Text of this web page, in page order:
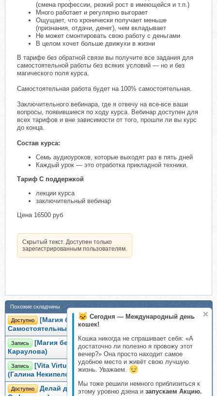
Сегодня — Международный день
кошек!
Кошка никогда не спрашивает себя: «А
достаточно ли полезно я провожу этот
вечер?» Она просто находит самое
удобное место и живёт свою лучшую
жизнь. Уважаем.
Мы тоже решили немного приблизиться к
этому уровню дзена и запускаем Акцию.
(смена профессии, резкий рост в имеющейся и т.п.)
Много работает и регулярно выгорает
Ощущает, что хронически получает меньше
(признания, отдачи, денег), чем вкладывает
Не может смонтировать свою работу с деньгами
В целом хочет больше движухи в жизни
В тарифе без обратной связи вы получите все задания для
самостоятельной работы без всяких условий — но и без
магического поля курса.
Самостоятельная работа будет на 100% самостоятельная.
Заключительного вебинара, где я отвечу на все-все ваши
вопросы, появившиеся по ходу курса. Вебинар доступен для
всех тарифов и вне зависимости от того, прошли ли вы курс
до конца.
Состав курса:
Семь аудиоуроков, которые выходят раз в пять дней
Каждый урок — это отработка прикладной техники.
Тариф С поддержкой
лекции курса
заключительный вебинар
Цена 16500 руб
Скрытый текст. Доступен только
зарегистрированным пользователям.
Похожие складчины
Доступно
[Магия без суеверий] Дело + деньги. Тариф
Самостоятельный (Галина Караулова)
Запись
[Магия без суеверий] Деньги как поток (Галина
Караулова)
Запись
[Vita Virtus] Магия финансов. Тариф Серебряный
(Галина Некипелова)
Доступно
Делай деньги на любимом деле (Катерина